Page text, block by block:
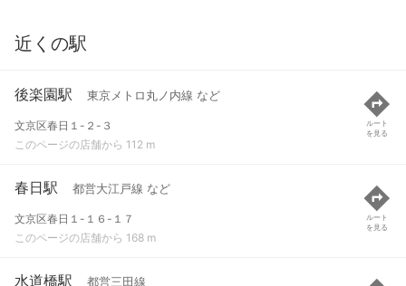
近くの駅
後楽園駅 東京メトロ丸ノ内線 など
文京区春日１-２-３
このページの店舗から 112 m
ルート
を見る
春日駅 都営大江戸線 など
文京区春日１-１６-１７
このページの店舗から 168 m
ルート
を見る
水道橋駅 都営三田線